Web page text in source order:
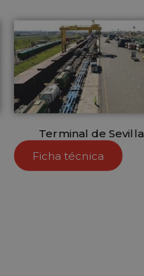
Terminal de Sevilla
Ficha técnica